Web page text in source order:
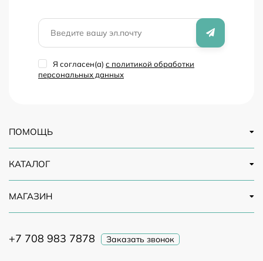
Я согласен(a) с политикой обработки
персональных данных
ПОМОЩЬ
КАТАЛОГ
МАГАЗИН
+7 708 983 7878 Заказать звонок